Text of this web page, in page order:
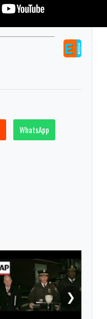
WhatsApp
❯